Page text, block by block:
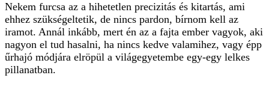
Nekem furcsa az a hihetetlen precizitás és kitartás, ami
ehhez szükségeltetik, de nincs pardon, bírnom kell az
iramot. An­nál inkább, mert én az a fajta em­ber vagyok, aki
nagyon el tud hasalni, ha nincs kedve valamihez, vagy épp
űrhajó módjára elröpül a világegyetembe egy-egy lelkes
pillanatban.